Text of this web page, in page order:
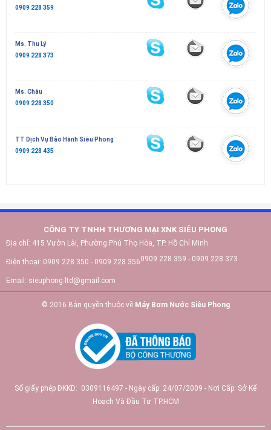
0909 228 359
Ms. Thu Lý
0909 228 373
Ms. Châu
0909 228 350
TT Dịch Vụ Bảo Hành Siêu Phong
0909 228 435
CÔNG TY TNHH THƯƠNG MẠI XNK SIÊU PHONG
Địa chỉ: 415 Vườn Lài, Phường Phú Thọ Hòa, TP. Hồ Chí Minh
Điện thoại: 0909 228 350 - 0909 228 3560909 228 359 - 0909 228 373
Email: sieuphong.ltd@gmail.com
© 2016 Bản quyền thuộc về Máy Bơm Nước Siêu Phong
Số giấy phép ĐKKD: 0309116497 - Ngày cấp: 24/07/2009 - Nơi Cấp: Sở Kế
Hoạch Và Đầu Tư TP.HCM